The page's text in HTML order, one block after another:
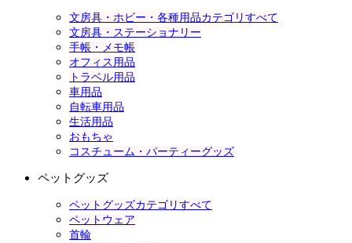
文房具・ホビー・各種用品カテゴリすべて
文房具・ステーショナリー
手帳・メモ帳
オフィス用品
トラベル用品
車用品
自転車用品
生活用品
おもちゃ
コスチューム・パーティーグッズ
ペットグッズ
ペットグッズカテゴリすべて
ペットウェア
首輪